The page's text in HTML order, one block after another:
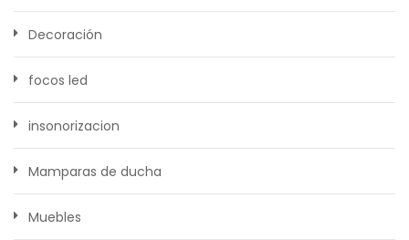
Decoración
focos led
insonorizacion
Mamparas de ducha
Muebles